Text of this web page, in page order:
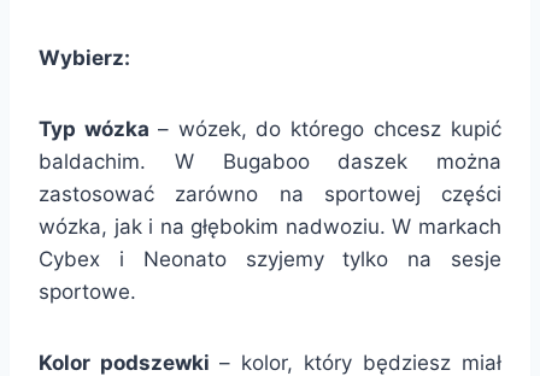
Wybierz:
Typ wózka – wózek, do którego chcesz kupić
baldachim. W Bugaboo daszek można
zastosować zarówno na sportowej części
wózka, jak i na głębokim nadwoziu. W markach
Cybex i Neonato szyjemy tylko na sesje
sportowe.
Kolor podszewki – kolor, który będziesz miał